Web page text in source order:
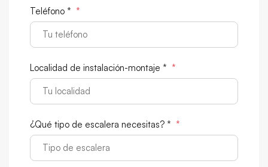
Teléfono * *
Localidad de instalación-montaje * *
¿Qué tipo de escalera necesitas? * *